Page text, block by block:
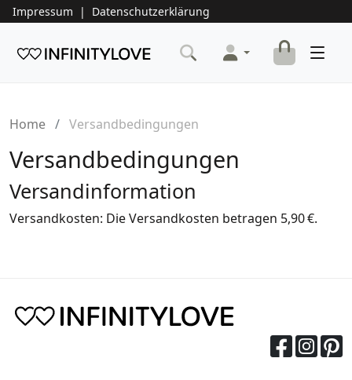
Impressum | Datenschutzerklärung
Home Versandbedingungen
Versandbedingungen
Versandinformation
Versandkosten: Die Versandkosten betragen 5,90 €.